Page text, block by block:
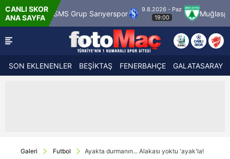
CANLI SKOR
ANA SAYFA
Grup Sarıyerspor
9.8.2026 - Paz
19:00
Muğlaspor Vanspor
SON EKLENENLER BEŞİKTAŞ FENERBAHÇE GALATASARAY
Galeri Futbol Ayakta durmanın... Alakası yoktu 'ayak'la!